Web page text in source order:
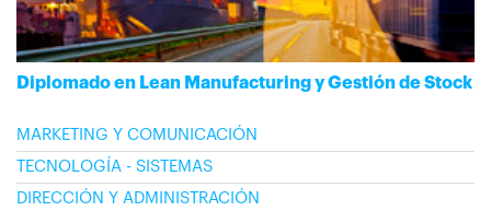
Diplomado en Lean Manufacturing y Gestión de Stock
MARKETING Y COMUNICACIÓN
TECNOLOGÍA - SISTEMAS
DIRECCIÓN Y ADMINISTRACIÓN